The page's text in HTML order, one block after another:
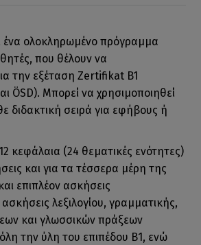
ένα ολοκληρωμένο πρόγραμμα
που θέλουν να
την εξέταση Zertifikat B1
ÖSD). Μπορεί να χρησιμοποιηθεί
διδακτική σειρά για εφήβους ή
12 κεφάλαια (24 θεματικές ενότητες)
και για τα τέσσερα μέρη της
επιπλέον ασκήσεις
λεξιλογίου, γραμματικής,
και γλωσσικών πράξεων
την ύλη του επιπέδου Β1, ενώ